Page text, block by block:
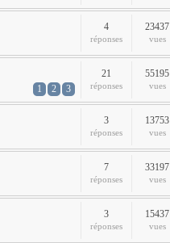
4
réponses
23437
vues
1 2 3
21
réponses
55195
vues
3
réponses
13753
vues
7
réponses
33197
vues
3
réponses
15437
vues